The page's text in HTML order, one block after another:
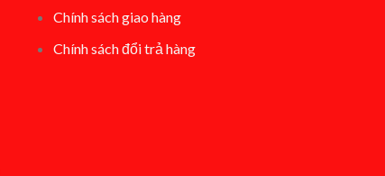
Chính sách giao hàng
Chính sách đổi trả hàng